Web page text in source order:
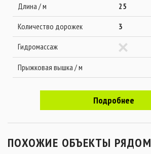
Длина / м
25
Количество дорожек
3
Гидромассаж
Прыжковая вышка / м
Подробнее
ПОХОЖИЕ ОБЪЕКТЫ РЯДОМ